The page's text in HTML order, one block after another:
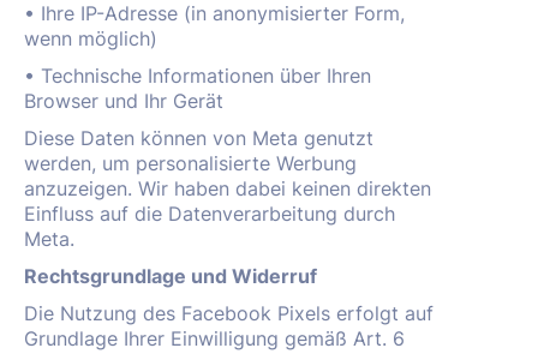
• Ihre IP-Adresse (in anonymisierter Form,
wenn möglich)
• Technische Informationen über Ihren
Browser und Ihr Gerät
Diese Daten können von Meta genutzt
werden, um personalisierte Werbung
anzuzeigen. Wir haben dabei keinen direkten
Einfluss auf die Datenverarbeitung durch
Meta.
Rechtsgrundlage und Widerruf
Die Nutzung des Facebook Pixels erfolgt auf
Grundlage Ihrer Einwilligung gemäß Art. 6